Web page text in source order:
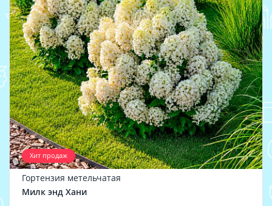
Хит продаж
Гортензия метельчатая
Милк энд Хани